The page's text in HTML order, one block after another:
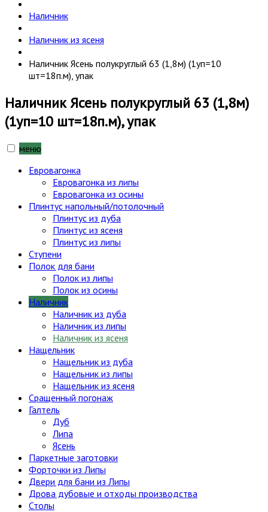
Наличник
Наличник из ясеня
Наличник Ясень полукруглый 63 (1,8м) (1уп=10
шт=18п.м), упак
Наличник Ясень полукруглый 63 (1,8м)
(1уп=10 шт=18п.м), упак
меню
Евровагонка
Евровагонка из липы
Евровагонка из осины
Плинтус напольный/потолочный
Плинтус из дуба
Плинтус из ясеня
Плинтус из липы
Ступени
Полок для бани
Полок из липы
Полок из осины
Наличник
Наличник из дуба
Наличник из липы
Наличник из ясеня
Нащельник
Нащельник из дуба
Нащельник из липы
Нащельник из ясеня
Сращенный погонаж
Галтель
Дуб
Липа
Ясень
Паркетные заготовки
Форточки из Липы
Двери для бани из Липы
Дрова дубовые и отходы производства
Столы